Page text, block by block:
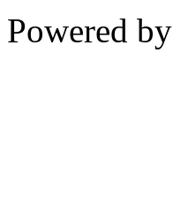
Powered by